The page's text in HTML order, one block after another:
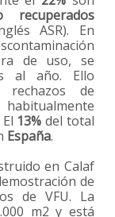
ASR). En
de uso, se
al año. Ello
de
13% del total
España.
en Calaf
de
de VFU. La
m2 y está